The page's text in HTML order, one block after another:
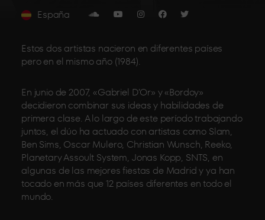
España
Estos dos artistas nacieron en diferentes países
pero en el mismo año (1984).
En junio de 2007, «Gabriel D’Or» y «Bordoy»
decidieron combinar sus ideas y habilidades de
primera clase. A lo largo de este período trabajando
juntos, el dúo ha actuado con artistas como Slam,
Ben Sims, Oscar Mulero, Christian Wunsch, Reeko,
Planetary Assoult System, Jonas Kopp, SNTS, en
algunas de las mejores fiestas de Madrid y ya han
tocado en más que 12 países diferentes en todo el
mundo.